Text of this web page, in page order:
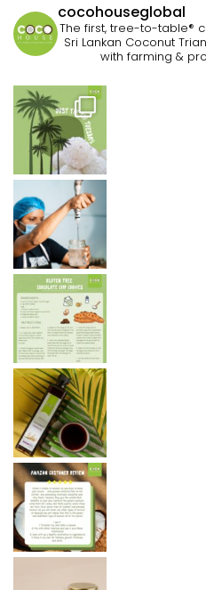
cocohouseglobal
The first, tree-to-table®
Sri Lankan Coconut
with farming &